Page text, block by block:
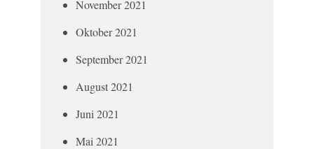
November 2021
Oktober 2021
September 2021
August 2021
Juni 2021
Mai 2021